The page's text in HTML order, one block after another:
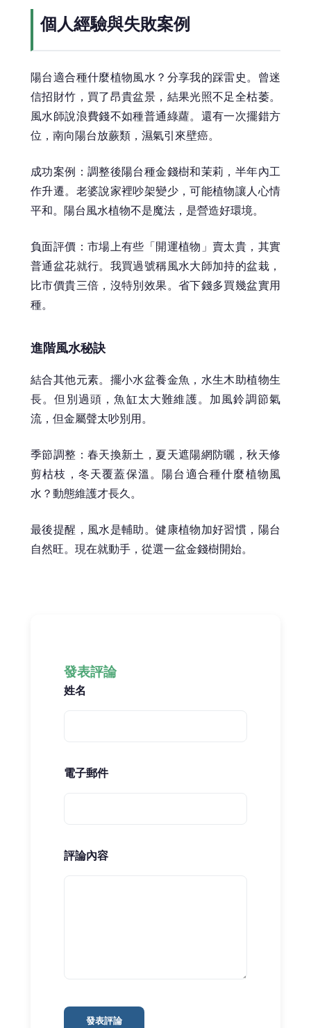
個人經驗與失敗案例
陽台適合種什麼植物風水？分享我的踩雷史。曾迷
信招財竹，買了昂貴盆景，結果光照不足全枯萎。
風水師說浪費錢不如種普通綠蘿。還有一次擺錯方
位，南向陽台放蕨類，濕氣引來壁癌。
成功案例：調整後陽台種金錢樹和茉莉，半年內工
作升遷。老婆說家裡吵架變少，可能植物讓人心情
平和。陽台風水植物不是魔法，是營造好環境。
負面評價：市場上有些「開運植物」賣太貴，其實
普通盆花就行。我買過號稱風水大師加持的盆栽，
比市價貴三倍，沒特別效果。省下錢多買幾盆實用
種。
進階風水秘訣
結合其他元素。擺小水盆養金魚，水生木助植物生
長。但別過頭，魚缸太大難維護。加風鈴調節氣
流，但金屬聲太吵別用。
季節調整：春天換新土，夏天遮陽網防曬，秋天修
剪枯枝，冬天覆蓋保溫。陽台適合種什麼植物風
水？動態維護才長久。
最後提醒，風水是輔助。健康植物加好習慣，陽台
自然旺。現在就動手，從選一盆金錢樹開始。
發表評論
姓名
電子郵件
評論內容
發表評論